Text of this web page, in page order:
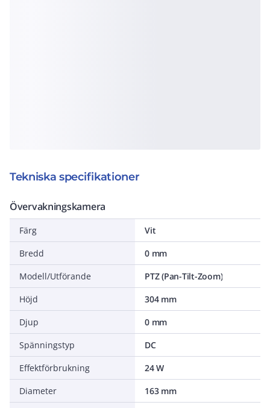
Tekniska specifikationer
Övervakningskamera
Färg
Vit
Bredd
0 mm
Modell/Utförande
PTZ (Pan-Tilt-Zoom)
Höjd
304 mm
Djup
0 mm
Spänningstyp
DC
Effektförbrukning
24 W
Diameter
163 mm